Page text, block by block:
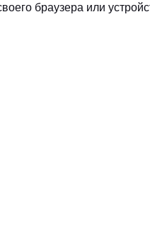
браузера или